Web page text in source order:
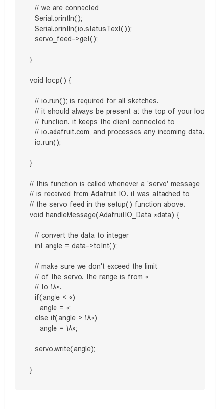
  // we are connected
  Serial.println();
  Serial.println(io.statusText());
  servo_feed->get();
}
void loop() {
  // io.run(); is required for all sketches.
  // it should always be present at the top of your loop
  // function. it keeps the client connected to
  // io.adafruit.com, and processes any incoming data.
  io.run();
}
// this function is called whenever a 'servo' message
// is received from Adafruit IO. it was attached to
// the servo feed in the setup() function above.
void handleMessage(AdafruitIO_Data *data) {
  // convert the data to integer
  int angle = data->toInt();
  // make sure we don't exceed the limit
  // of the servo. the range is from 0
  // to 180.
  if(angle < 0)
    angle = 0;
  else if(angle > 180)
    angle = 180;
  servo.write(angle);
}